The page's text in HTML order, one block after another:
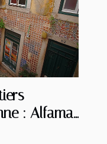
: Alfama